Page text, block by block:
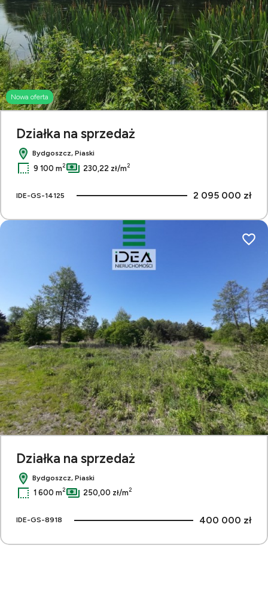
Leaflet|© OpenMapTiles © OpenStreetMap contributors
Nowa oferta
Działka na sprzedaż
Bydgoszcz, Piaski
9 100 m2 230,22 zł/m2
IDE-GS-14125 2 095 000 zł
Dodaj
Działka na sprzedaż
Bydgoszcz, Piaski
1 600 m2 250,00 zł/m2
IDE-GS-8918 400 000 zł